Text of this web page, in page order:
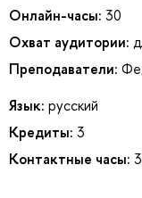
Онлайн-часы: 30
Охват аудитории:
Преподаватели:
Язык: русский
Кредиты: 3
Контактные часы: